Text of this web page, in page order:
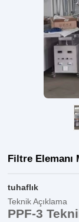
Filtre Elemanı
tuhaflık
Teknik Açıklama
PPF-3